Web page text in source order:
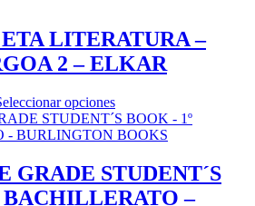
€
€
variantes.
Las
opciones
pueden
elegir
en
la
página
de
producto
LITERATURA –
2 – ELKAR
€
€
opcionesEste
producto
tiene
variantes.
Las
opciones
GRADE STUDENT´S
BACHILLERATO –